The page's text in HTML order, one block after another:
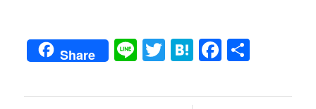
Share LineTwitter
Hatena共